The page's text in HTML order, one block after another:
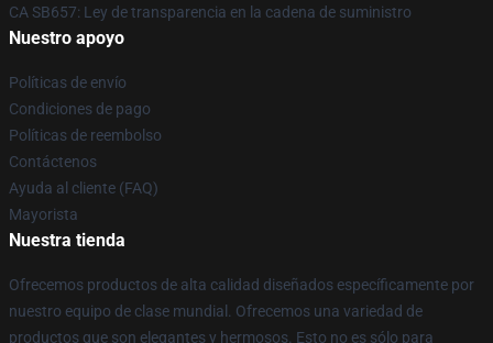
CA SB657: Ley de transparencia en la cadena de suministro
Nuestro apoyo
Políticas de envío
Condiciones de pago
Políticas de reembolso
Contáctenos
Ayuda al cliente (FAQ)
Mayorista
Nuestra tienda
Ofrecemos productos de alta calidad diseñados específicamente por
nuestro equipo de clase mundial. Ofrecemos una variedad de
productos que son elegantes y hermosos. Esto no es sólo para